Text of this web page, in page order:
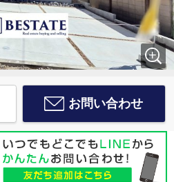
お問い合わせ